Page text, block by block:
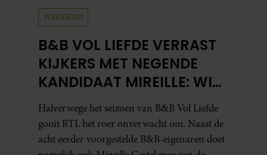
WEEKEND
B&B VOL LIEFDE VERRAST
KIJKERS MET NEGENDE
KANDIDAAT MIREILLE: WIE
IS ZIJ EIGENLIJK?
Halverwege het seizoen van B&B Vol Liefde
gooit RTL het roer onverwacht om. Naast de
acht eerder voorgestelde B&B-eigenaren doet